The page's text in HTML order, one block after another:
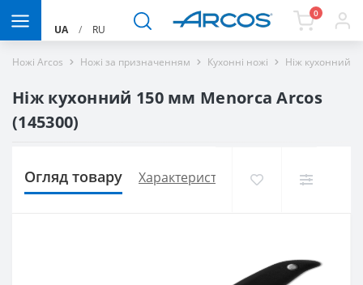
UA / RU
0
Ножі Arcos Ножі за призначенням Кухонні ножі Ніж кухонний
Ніж кухонний 150 мм Menorca Arcos
(145300)
Огляд товару Характеристики Доставка і